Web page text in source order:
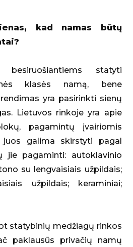
kad namas būtų
besiruošiantiems statyti
klasės namą, bene
yra pasirinkti sienų
Lietuvos rinkoje yra apie
pagamintų įvairiomis
juos galima skirstyti pagal
jie pagaminti: autoklavinio
su lengvaisiais užpildais;
užpildais; keraminiai;
statybinių medžiagų rinkos
paklausūs privačių namų